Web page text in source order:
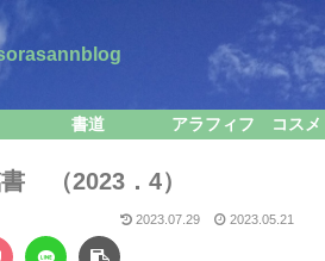
書道 アラフィフ コスメ
（2023．4）
2023.07.29 2023.05.21